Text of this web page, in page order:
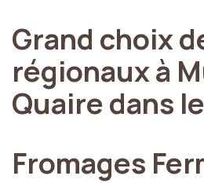
Grand choix
régionauxà
Quairedans le
Fromages